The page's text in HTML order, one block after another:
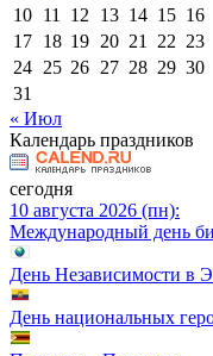
10 11 12 13 14 15 16
17 18 19 20 21 22 23
24 25 26 27 28 29 30
31
« Июл
Календарь праздников
сегодня
10 августа 2026 (пн):
Международный день
День Независимости в
День национальных